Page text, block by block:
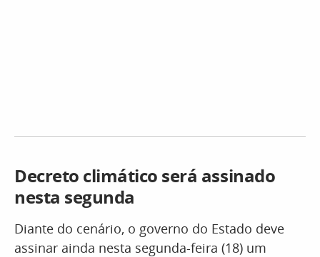
Decreto climático será assinado
nesta segunda
Diante do cenário, o governo do Estado deve
assinar ainda nesta segunda-feira (18) um